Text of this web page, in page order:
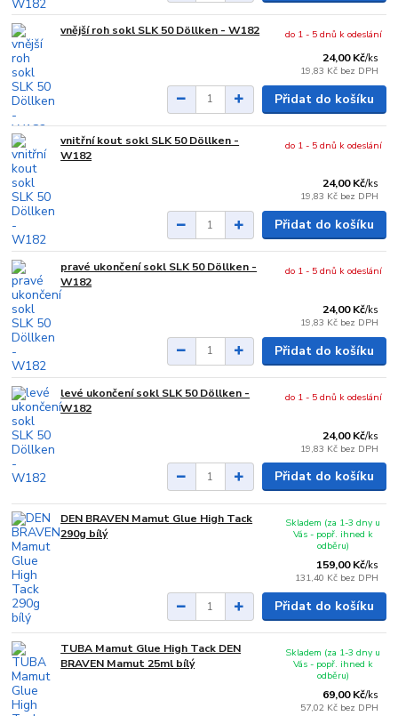
vnější roh sokl SLK 50 Döllken - W182
24,00 Kč/ks
19,83 Kč bez DPH
do 1 - 5 dnů k odeslání
Přidat do košíku
vnitřní kout sokl SLK 50 Döllken -
W182
24,00 Kč/ks
19,83 Kč bez DPH
do 1 - 5 dnů k odeslání
Přidat do košíku
pravé ukončení sokl SLK 50 Döllken -
W182
24,00 Kč/ks
19,83 Kč bez DPH
do 1 - 5 dnů k odeslání
Přidat do košíku
levé ukončení sokl SLK 50 Döllken -
W182
24,00 Kč/ks
19,83 Kč bez DPH
do 1 - 5 dnů k odeslání
Přidat do košíku
DEN BRAVEN Mamut Glue High Tack
290g bílý
159,00 Kč/ks
131,40 Kč bez DPH
Skladem (za 1-3 dny u
Vás - popř. ihned k
odběru)
Přidat do košíku
TUBA Mamut Glue High Tack DEN
BRAVEN Mamut 25ml bílý
69,00 Kč/ks
57,02 Kč bez DPH
Skladem (za 1-3 dny u
Vás - popř. ihned k
odběru)